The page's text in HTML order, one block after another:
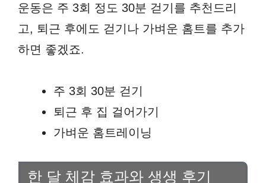
운동은 주 3회 정도 30분 걷기를 추천드리
고, 퇴근 후에도 걷기나 가벼운 홈트를 추가
하면 좋겠죠.
주 3회 30분 걷기
퇴근 후 집 걸어가기
가벼운 홈트레이닝
한 달 체감 효과와 생생 후기